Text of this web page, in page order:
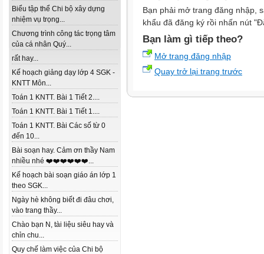
Biểu tập thể Chi bộ xây dựng
nhiệm vụ trọng...
Chương trình công tác trọng tâm
của cá nhân Quý...
rất hay...
Kế hoạch giảng dạy lớp 4 SGK -
KNTT Môn...
Toán 1 KNTT. Bài 1 Tiết 2....
Toán 1 KNTT. Bài 1 Tiết 1....
Toán 1 KNTT. Bài Các số từ 0
đến 10...
Bài soạn hay. Cảm ơn thầy Nam
nhiều nhé ❤️❤️❤️❤️❤️❤️...
Kế hoạch bài soạn giáo án lớp 1
theo SGK...
Ngày hè không biết đi đâu chơi,
vào trang thầy...
Chào bạn N, tài liệu siêu hay và
chỉn chu...
Quy chế làm việc của Chi bộ
Bạn phải mở trang đăng nhập,
khẩu đã đăng ký rồi nhấn nút
Bạn làm gì tiếp theo?
Mở trang đăng nhập
Quay trở lại trang trước